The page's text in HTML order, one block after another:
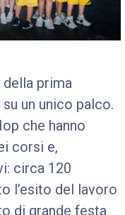
prima
un unico palco.
che hanno
corsi e,
circa 120
l’esito del lavoro
di grande festa